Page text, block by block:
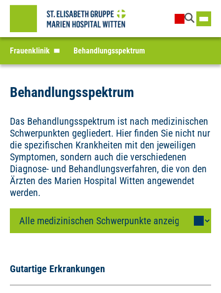
Frauenklinik Behandlungsspektrum
Behandlungsspektrum
Das Behandlungsspektrum ist nach medizinischen
Schwerpunkten gegliedert. Hier finden Sie nicht nur
die spezifischen Krankheiten mit den jeweiligen
Symptomen, sondern auch die verschiedenen
Diagnose- und Behandlungsverfahren, die von den
Ärzten des Marien Hospital Witten angewendet
werden.
Gutartige Erkrankungen